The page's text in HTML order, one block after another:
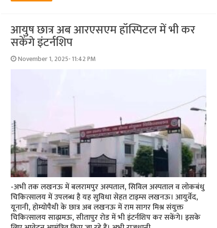
आयुष छात्र अब आरएसएम हॉस्पिटल में भी कर
सकेंगे इंटर्नशिप
November 1, 2025- 11:42 PM
-अभी तक लखनऊ में बलरामपुर अस्पताल, सिविल अस्पताल व लोकबंधु
चिकित्सालय में उपलब्ध है यह सुविधा सेहत टाइम्स लखनऊ। आयुर्वेद,
यूनानी, होम्योपैथी के छात्र अब लखनऊ में राम सागर मिश्र संयुक्त
चिकित्सालय साढ़ामऊ, सीतापुर रोड में भी इंटर्नशिप कर सकेंगे। इसके